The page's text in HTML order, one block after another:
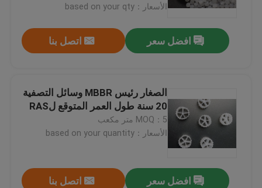
الأسعار：based on your qty
افضل سعر اتصل بنا
الصغار رئيس MBBR وسائل التصفية
20 سنة طول العمر المتوقع لRAS
MOQ：5 متر مكعب
الأسعار：based on your quantity
افضل سعر اتصل بنا